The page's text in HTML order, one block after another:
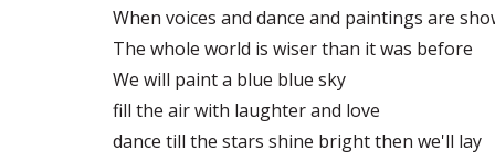
When voices and dance and paintings are
The whole world is wiser than it was before
We will paint a blue blue sky
fill the air with laughter and love
dance till the stars shine bright then we'll lay